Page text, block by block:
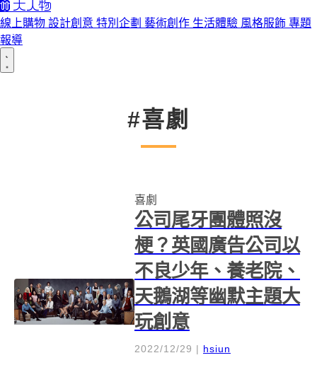
線上購物 設計創意 特別企劃 藝術創作 生活體驗 風格服飾 專題
報導
#喜劇
喜劇
公司尾牙團體照沒
梗？英國廣告公司以
不良少年、養老院、
天鵝湖等幽默主題大
玩創意
2022/12/29 | hsiun